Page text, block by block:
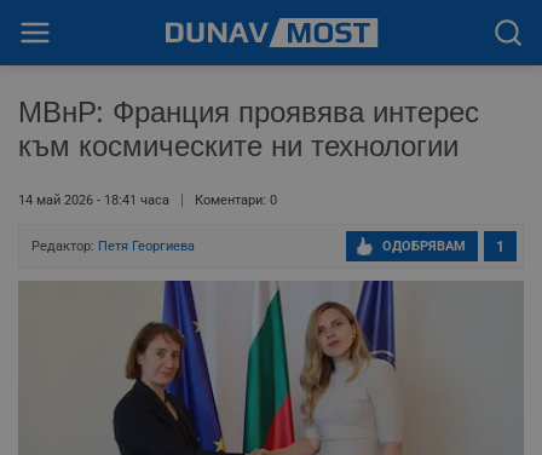
МВнР: Франция проявява интерес
към космическите ни технологии
14 май 2026 - 18:41 часа Коментари: 0
Редактор: Петя Георгиева 1
ОДОБРЯВАМ